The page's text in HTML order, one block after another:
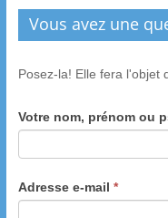
Vous avez une
Posez-la! Elle fera l'objet
Votre nom, prénom ou
Adresse e-mail *